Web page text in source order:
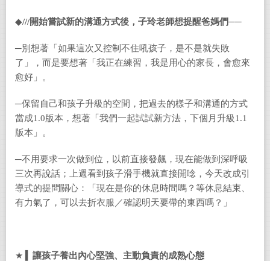
◆///開始嘗試新的溝通方式後，子玲老師想提醒爸媽們──
─別想著「如果這次又控制不住吼孩子，是不是就失敗
了」，而是要想著「我正在練習，我是用心的家長，會愈來
愈好」。
─保留自己和孩子升級的空間，把過去的樣子和溝通的方式
當成1.0版本，想著「我們一起試試新方法，下個月升級1.1
版本」。
─不用要求一次做到位，以前直接發飆，現在能做到深呼吸
三次再說話；上週看到孩子滑手機就直接開唸，今天改成引
導式的提問關心：「現在是你的休息時間嗎？等休息結束、
有力氣了，可以去折衣服／確認明天要帶的東西嗎？」
★ ▍ 讓孩子養出內心堅強、主動負責的成熟心態